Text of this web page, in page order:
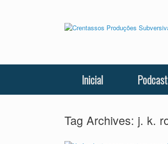
Inicial
Tag Archives: j. k.